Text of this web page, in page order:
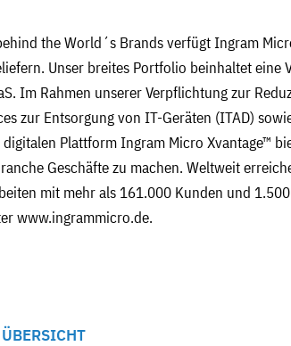
the World´s Brands verfügt Ingram
Unser breites Portfolio beinhaltet
Im Rahmen unserer Verpflichtung zur
zur Entsorgung von IT-Geräten (ITAD)
Plattform Ingram Micro Xvantage™
Geschäfte zu machen. Weltweit
mit mehr als 161.000 Kunden und
www.ingrammicro.de.